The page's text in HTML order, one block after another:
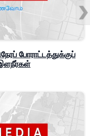
போராட்டத்துக்குப்
இளநீர்கள்